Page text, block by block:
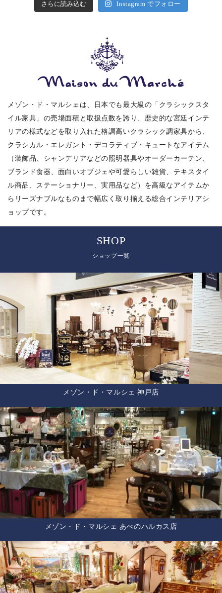
さらに読み込む Instagram でフォロー
メゾン・ド・マルシェは、日本でも最大級の「クラシックスタ
イル家具」の売場面積と取扱点数を誇り、歴史的な宮廷インテ
リアの様式などを取り入れた格調高いクラシック調家具から、
クラシカル・エレガント・デコラティブ・キュートなアイテム
（装飾品、シャンデリアなどの照明器具やオーダーカーテン、
ブランド食器、面白いオブジェや可愛らしい雑貨、テキスタイ
ル商品、ステーショナリー、実用品など）を高級なアイテムか
らリーズナブルなものまで幅広く取り揃える総合インテリアシ
ョップです。
SHOP
ショップ一覧
メゾン・ド・マルシェ 神戸店
メゾン・ド・マルシェ あべのハルカス店